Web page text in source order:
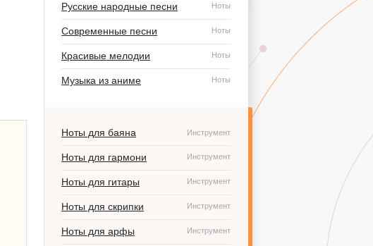
Русские народные песни Ноты
Современные песни Ноты
Красивые мелодии Ноты
Музыка из аниме Ноты
Ноты для баяна Инструмент
Ноты для гармони Инструмент
Ноты для гитары Инструмент
Ноты для скрипки Инструмент
Ноты для арфы Инструмент